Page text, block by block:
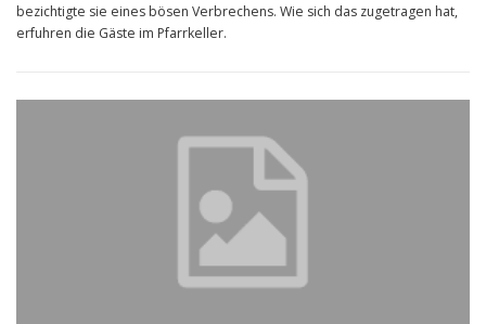
bezichtigte sie eines bösen Verbrechens. Wie sich das zugetragen hat,
erfuhren die Gäste im Pfarrkeller.